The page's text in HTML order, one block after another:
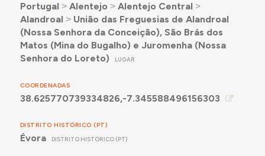
Portugal ˃ Alentejo ˃ Alentejo Central ˃
Alandroal ˃ União das Freguesias de Alandroal
(Nossa Senhora da Conceição), São Brás dos
Matos (Mina do Bugalho) e Juromenha (Nossa
Senhora do Loreto)
LUGAR
COORDENADAS
38.625770739334826,-7.345588496156303
DISTRITO HISTÓRICO (PT)
Évora DISTRITO HISTÓRICO (PT)